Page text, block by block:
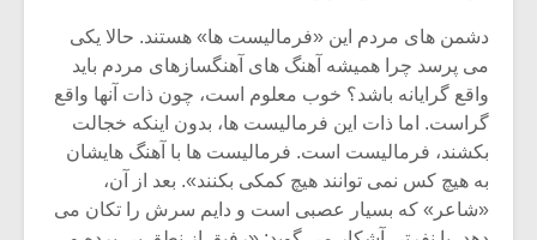
دشمن های مردم این «فرمالیست ها» هستند. حالا یکی
می پرسد چرا همیشه آهنگ های آهنگسازهای مردم باید
واقع گرایانه باشد؟ خوب معلوم است، چون ذات آنها واقع
گراست. اما ذات این فرمالیست ها، بدون اینکه خجالت
بکشند، فرمالیست است. فرمالیست ها با آهنگ هایشان
به هیچ کس نمی توانند هیچ کمکی بکنند». بعد از آن،
«شاعر» که بسیار عصبی است و دایم سرش را تکان می